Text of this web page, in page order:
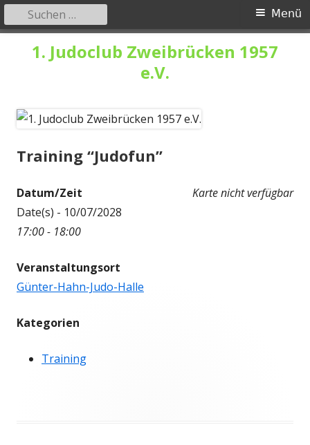
1. Judoclub Zweibrücken 1957
e.V.
Primäres
Menü
Menü
Suchen
nach:
Training “Judofun”
Karte nicht verfügbar
Datum/Zeit
Date(s) - 10/07/2028
17:00 - 18:00
Veranstaltungsort
Günter-Hahn-Judo-Halle
Kategorien
Training